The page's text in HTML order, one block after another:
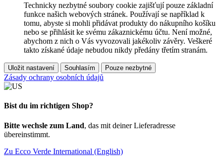
Technicky nezbytné soubory cookie zajišťují pouze základní
funkce našich webových stránek. Používají se například k
tomu, abyste si mohli přidávat produkty do nákupního košíku
nebo se přihlásit ke svému zákaznickému účtu. Není možné,
abychom z nich o Vás vyvozovali jakékoliv závěry. Veškeré
takto získané údaje nebudou nikdy předány třetím stranám.
Uložit nastavení Souhlasím Pouze nezbytné
Zásady ochrany osobních údajů
Bist du im richtigen Shop?
Bitte wechsle zum Land, das mit deiner Lieferadresse
übereinstimmt.
Zu Ecco Verde International (English)